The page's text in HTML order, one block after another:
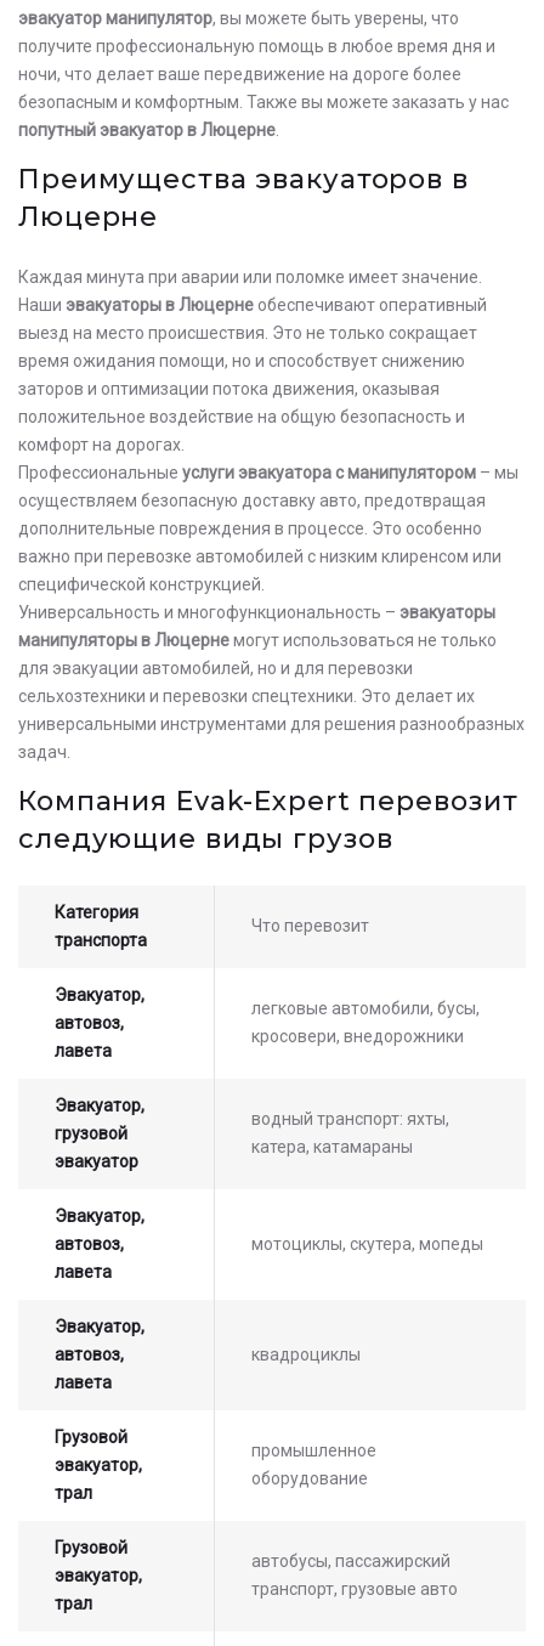
эвакуатор манипулятор, вы можете быть уверены, что
получите профессиональную помощь в любое время дня и
ночи, что делает ваше передвижение на дороге более
безопасным и комфортным. Также вы можете заказать у нас
попутный эвакуатор в Люцерне
Преимущества эвакуаторов в
Люцерне
Каждая минута при аварии или поломке имеет значение.
Наши эвакуаторы в Люцерне обеспечивают оперативный
выезд на место происшествия. Это не только сокращает
время ожидания помощи, но и способствует снижению
заторов и оптимизации потока движения, оказывая
положительное воздействие на общую безопасность и
комфорт на дорогах.
Профессиональные услуги эвакуатора с манипулятором – мы
осуществляем безопасную доставку авто, предотвращая
дополнительные повреждения в процессе. Это особенно
важно при перевозке автомобилей с низким клиренсом или
специфической конструкцией.
Универсальность и многофункциональность – эвакуаторы
манипуляторы в Люцернемогут использоваться не только
для эвакуации автомобилей, но и для перевозки
сельхозтехники и перевозки спецтехники. Это делает их
универсальными инструментами для решения разнообразных
задач.
Компания Evak-Expert перевозит
следующие виды грузов
Категория
транспорта
Что перевозит
Эвакуатор,
автовоз,
лавета
легковые автомобили, бусы,
кросовери, внедорожники
Эвакуатор,
грузовой
эвакуатор
водный транспорт: яхты,
катера, катамараны
Эвакуатор,
автовоз,
лавета
мотоциклы, скутера, мопеды
Эвакуатор,
автовоз,
лавета
квадроциклы
Грузовой
эвакуатор,
трал
промышленное
оборудование
Грузовой
эвакуатор,
трал
автобусы, пассажирский
транспорт, грузовые авто